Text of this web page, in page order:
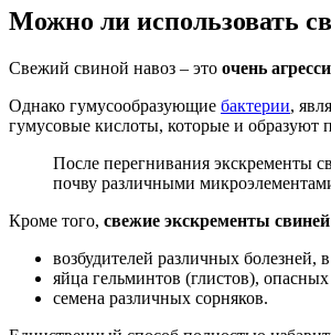
Можно ли использовать
Свежий свиной навоз – это очень
Однако гумусообразующие бактерии,
гумусовые кислоты, которые и образуют
После перегнивания экскременты
почву различными
Кроме того, свежие экскременты
возбудителей различных болезней,
яйца гельминтов (глистов),
семена различных сорняков.